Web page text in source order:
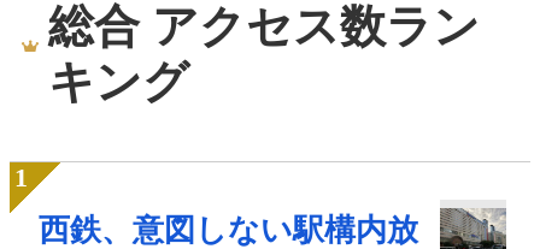
総合 アクセス数ラン
キング
西鉄、意図しない駅構内放